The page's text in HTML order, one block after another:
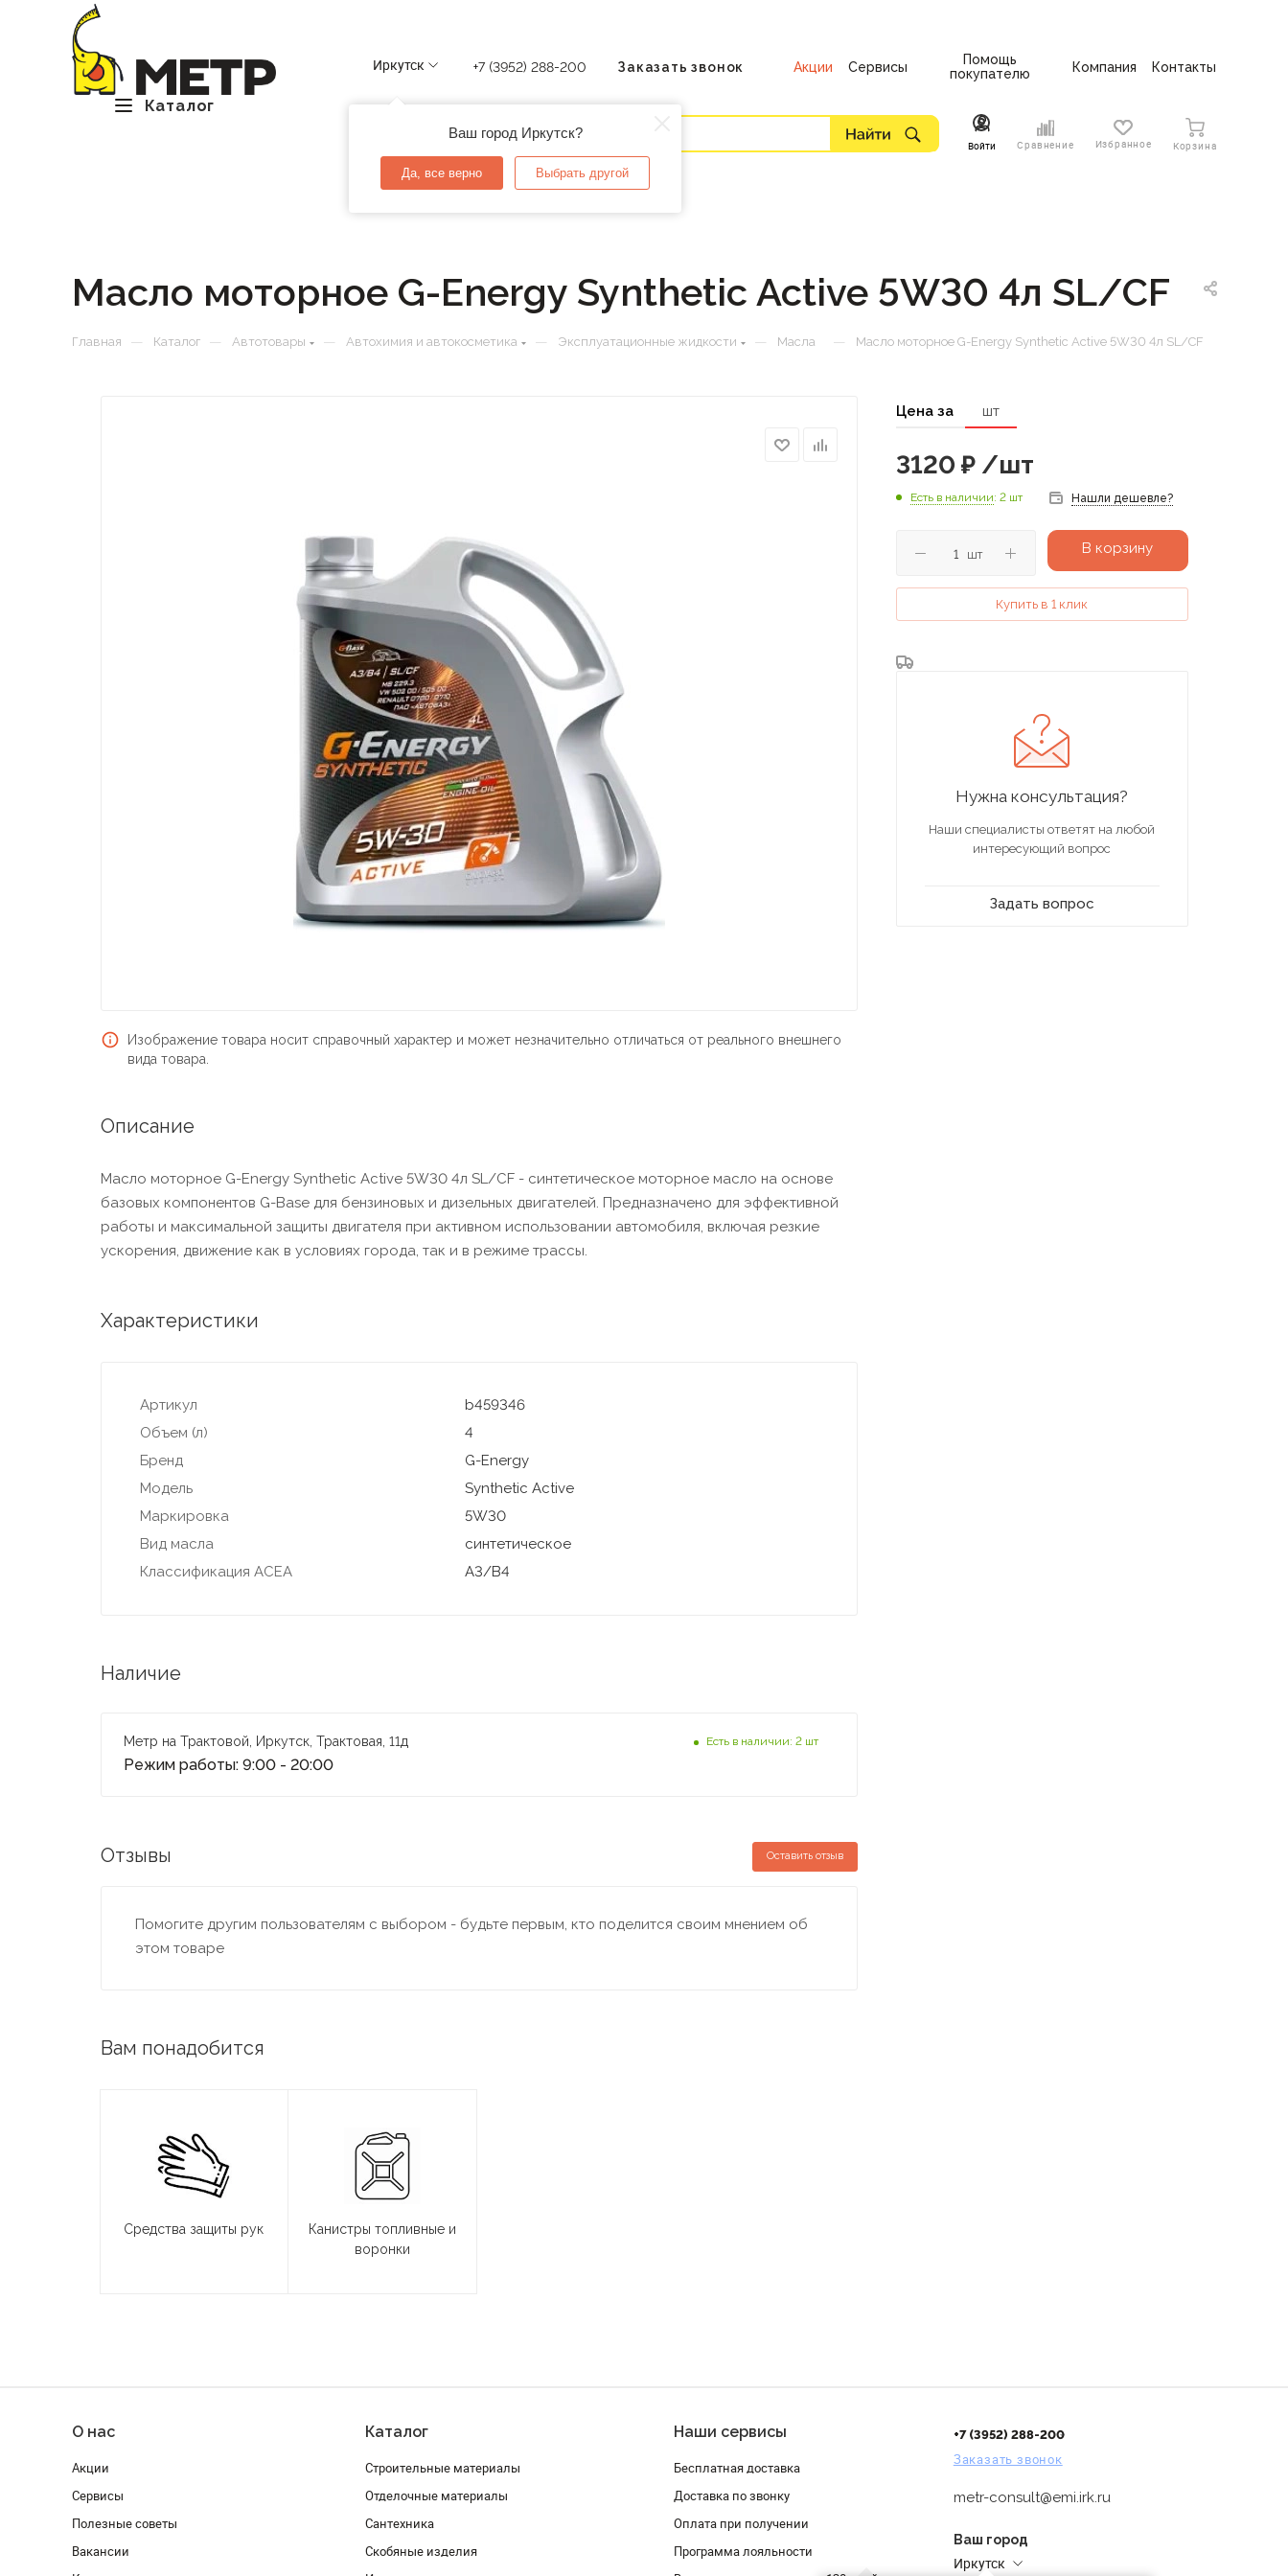
Каталог
Иркутск
Ваш город Иркутск?
Да, все верно Выбрать другой
+7 (3952) 288-200 Заказать звонок Акции Сервисы
Помощь
покупателю
Компания Контакты
Войти Сравнение Избранное Корзина
Масло моторное G-Energy Synthetic Active 5W30 4л SL/CF
Главная — Каталог — Автотовары — Автохимия и автокосметика — Эксплуатационные жидкости — Масла — Масло моторное G-Energy Synthetic Active 5W30 4л SL/CF
Изображение товара носит справочный характер и может незначительно отличаться от реального внешнего
вида товара.
Описание
Масло моторное G-Energy Synthetic Active 5W30 4л SL/CF - синтетическое моторное масло на основе
базовых компонентов G-Base для бензиновых и дизельных двигателей. Предназначено для эффективной
работы и максимальной защиты двигателя при активном использовании автомобиля, включая резкие
ускорения, движение как в условиях города, так и в режиме трассы.
Характеристики
Артикул
b459346
Объем (л)
4
Бренд
G-Energy
Модель
Synthetic Active
Маркировка
5W30
Вид масла
синтетическое
Классификация ACEA
A3/B4
Наличие
Метр на Трактовой, Иркутск, Трактовая, 11д
Режим работы: 9:00 - 20:00
Есть в наличии: 2 шт
Отзывы Оставить отзыв
Помогите другим пользователям с выбором - будьте первым, кто поделится своим мнением об
этом товаре
Вам понадобится
Средства защиты рук
Канистры топливные и
воронки
Цена за шт
3120 ₽/шт
Есть в наличии: 2 шт Нашли дешевле?
шт В корзину
Купить в 1 клик
Нужна консультация?
Наши специалисты ответят на любой
интересующий вопрос
Задать вопрос
О нас
Акции
Сервисы
Полезные советы
Вакансии
Каталог
Строительные материалы
Отделочные материалы
Сантехника
Скобяные изделия
Наши сервисы
Бесплатная доставка
Доставка по звонку
Оплата при получении
Программа лояльности
+7 (3952) 288-200
Заказать звонок
metr-consult@emi.irk.ru
Ваш город
Иркутск